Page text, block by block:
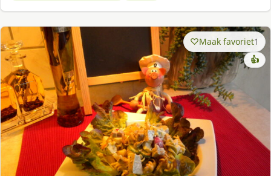
Maak favoriet1
👍